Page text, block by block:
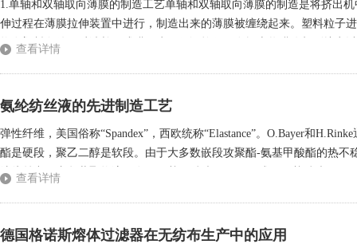
1.单轴和双轴取向薄膜的制造工艺单轴和双轴取向薄膜的制造是将挤出
伸过程在薄膜拉伸装置中进行，制造出来的薄膜被缠绕起来。塑料粒子
物在塑料条件下过滤并形成膜。为了保证拉伸，在辊上将膜冷却到熔点
查看详情
氨纶纺丝液的先进制造工艺
弹性纤维，美国俗称“Spandex”，西欧统称“Elastance”。O.Bayer和
酯是硬段，聚乙二醇是软段。由于大多数嵌段攻聚酯-氨基甲酸酯的热
法纺丝中，嵌段共聚物溶解在二甲基甲酰胺（DMF）或二甲基酰胺（
查看详情
德国格诺斯熔体过滤器在无纺布生产中的应用